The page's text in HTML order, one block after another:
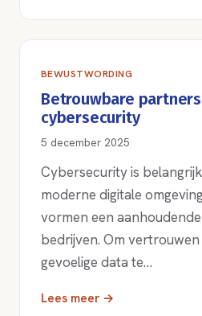
BEWUSTWORDING
Betrouwbare
cybersecurity
5 december 2025
Cybersecurity is
moderne digitale
vormen een
bedrijven. Om
gevoelige data te…
Lees meer →